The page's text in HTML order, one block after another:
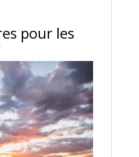
pour les